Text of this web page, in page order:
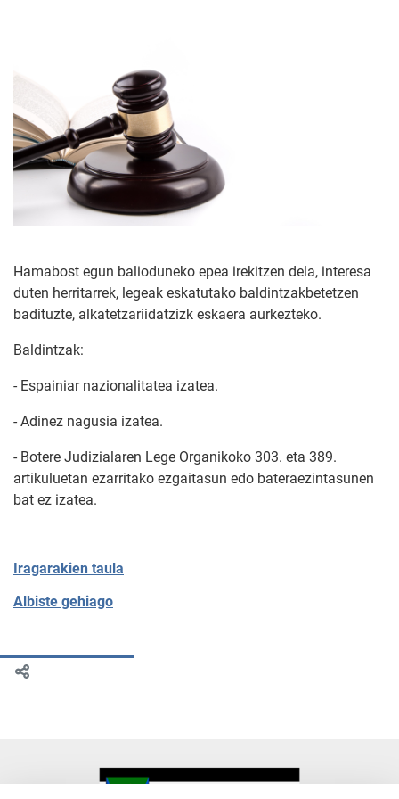
Hamabost egun balioduneko epea irekitzen dela, interesa
duten herritarrek, legeak eskatutako baldintzakbetetzen
badituzte, alkatetzariidatzizk eskaera aurkezteko.
Baldintzak:
- Espainiar nazionalitatea izatea.
- Adinez nagusia izatea.
- Botere Judizialaren Lege Organikoko 303. eta 389.
artikuluetan ezarritako ezgaitasun edo bateraezintasunen
bat ez izatea.
Iragarakien taula
Albiste gehiago